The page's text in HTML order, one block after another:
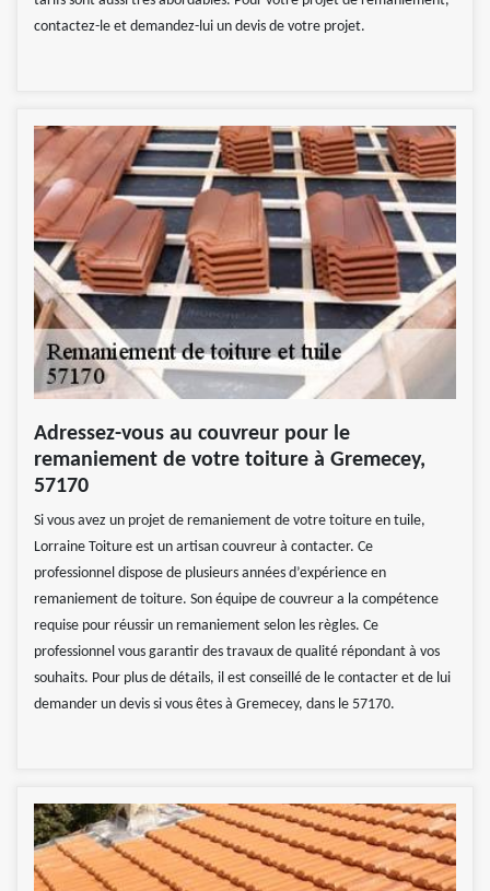
contactez-le et demandez-lui un devis de votre projet.
Adressez-vous au couvreur pour le
remaniement de votre toiture à Gremecey,
57170
Si vous avez un projet de remaniement de votre toiture en tuile,
Lorraine Toiture est un artisan couvreur à contacter. Ce
professionnel dispose de plusieurs années d’expérience en
remaniement de toiture. Son équipe de couvreur a la compétence
requise pour réussir un remaniement selon les règles. Ce
professionnel vous garantir des travaux de qualité répondant à vos
souhaits. Pour plus de détails, il est conseillé de le contacter et de lui
demander un devis si vous êtes à Gremecey, dans le 57170.